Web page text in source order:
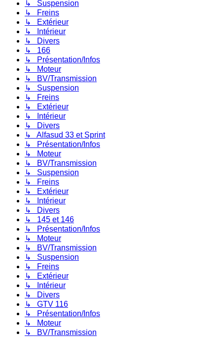
↳ Suspension
↳ Freins
↳ Extérieur
↳ Intérieur
↳ Divers
↳ 166
↳ Présentation/Infos
↳ Moteur
↳ BV/Transmission
↳ Suspension
↳ Freins
↳ Extérieur
↳ Intérieur
↳ Divers
↳ Alfasud 33 et Sprint
↳ Présentation/Infos
↳ Moteur
↳ BV/Transmission
↳ Suspension
↳ Freins
↳ Extérieur
↳ Intérieur
↳ Divers
↳ 145 et 146
↳ Présentation/Infos
↳ Moteur
↳ BV/Transmission
↳ Suspension
↳ Freins
↳ Extérieur
↳ Intérieur
↳ Divers
↳ GTV 116
↳ Présentation/Infos
↳ Moteur
↳ BV/Transmission